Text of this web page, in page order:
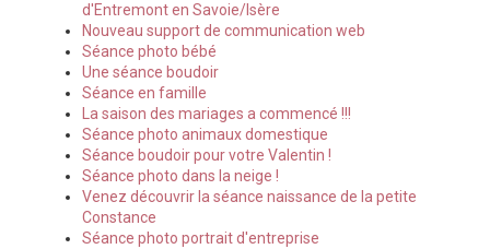
d'Entremont en Savoie/Isère
Nouveau support de communication web
Séance photo bébé
Une séance boudoir
Séance en famille
La saison des mariages a commencé !!!
Séance photo animaux domestique
Séance boudoir pour votre Valentin !
Séance photo dans la neige !
Venez découvrir la séance naissance de la petite
Constance
Séance photo portrait d'entreprise